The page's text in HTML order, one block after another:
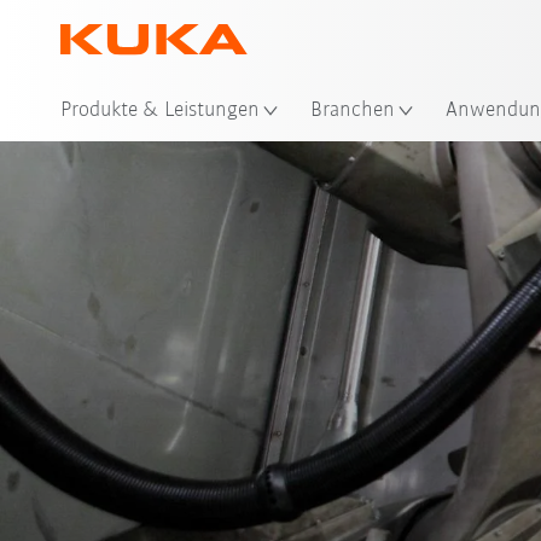
Produkte & Leistungen Branchen